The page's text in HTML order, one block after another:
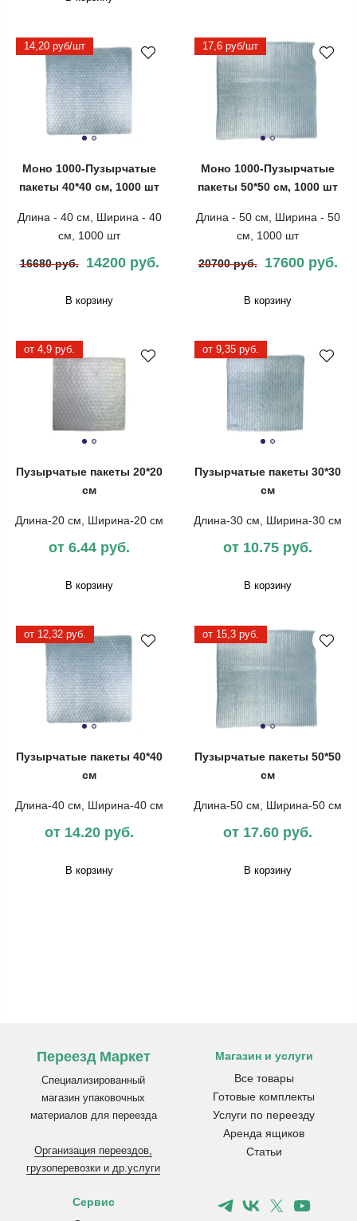
14,20 руб/шт
Моно 1000-Пузырчатые
пакеты 40*40 см, 1000 шт
Длина - 40 см, Ширина - 40
см, 1000 шт
16680 руб. 14200 руб.
В корзину
17,6 руб/шт
Моно 1000-Пузырчатые
пакеты 50*50 см, 1000 шт
Длина - 50 см, Ширина - 50
см, 1000 шт
20700 руб. 17600 руб.
В корзину
от 4,9 руб.
Пузырчатые пакеты 20*20
см
Длина-20 см, Ширина-20 см
от 6.44 руб.
В корзину
от 9,35 руб.
Пузырчатые пакеты 30*30
см
Длина-30 см, Ширина-30 см
от 10.75 руб.
В корзину
от 12,32 руб.
Пузырчатые пакеты 40*40
см
Длина-40 см, Ширина-40 см
от 14.20 руб.
В корзину
от 15,3 руб.
Пузырчатые пакеты 50*50
см
Длина-50 см, Ширина-50 см
от 17.60 руб.
В корзину
Переезд Маркет
Специализированный
магазин упаковочных
материалов для переезда
Организация переездов,
грузоперевозки и др.услуги
Магазин и услуги
Все товары
Готовые комплекты
Услуги по переезду
Аренда ящиков
Статьи
Сервис